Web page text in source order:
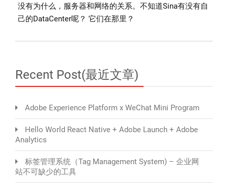
没有为什么，服务器和网络的关系。不知道Sina有没有自
己的DataCenter呢？ 它们在那里？
Recent Post(最近文章)
Adobe Experience Platform x WeChat Mini Program
Hello World React Native + Adobe Launch + Adobe
Analytics
标签管理系统（Tag Management System) – 企业网
站不可缺少的工具